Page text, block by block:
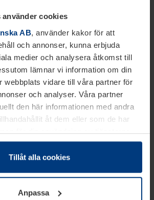
använder cookies
AB, använder kakor för att
och annonser, kunna erbjuda
medier och analysera åtkomst till
lämnar vi information om din
webbplats vidare till våra partner för
och analyser. Våra partner
den här informationen med andra
åt dem eller som de har
för din användning av tjänsterna.
kakor på din enhet, om de är
för driften av den här webbplatsen.
när som helst ändra eller återkalla i
kakor underDataskyddsförklaring
Tillåt alla cookies
Anpassa